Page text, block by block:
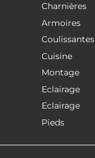
Charnières
Armoires
Coulissantes
Cuisine
Montage
Eclairage
Eclairage
Pieds